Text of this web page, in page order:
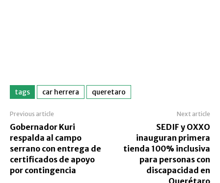
tags car herrera queretaro
Previous article
Gobernador Kuri
respalda al campo
serrano con entrega de
certificados de apoyo
por contingencia
Next article
SEDIF y OXXO
inauguran primera
tienda 100% inclusiva
para personas con
discapacidad en
Querétaro